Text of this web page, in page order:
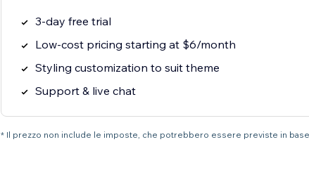
3-day free trial
Low-cost pricing starting at $6/month
Styling customization to suit theme
Support & live chat
* Il prezzo non include le imposte, che potrebbero essere previste in